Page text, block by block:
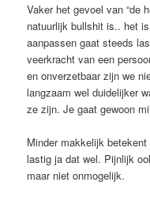
Vaker het gevoel van “de
natuurlijk bullshit is.. het
aanpassen gaat steeds
veerkracht van een
en onverzetbaar zijn we
langzaam wel duidelijker
ze zijn. Je gaat gewoon
Minder makkelijk
lastig ja dat wel. Pijnlijk
maar niet onmogelijk.